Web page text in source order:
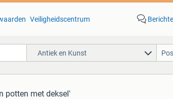
Veiligheidscentrum
Antiek en Kunst
potten met deksel'